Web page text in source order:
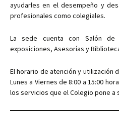
ayudarles en el desempeño y
profesionales como colegiales.
La sede cuenta con Salón de
exposiciones, Asesorías y
El horario de atención y utilización
Lunes a Viernes de 8:00 a 15:00
los servicios que el Colegio pone a